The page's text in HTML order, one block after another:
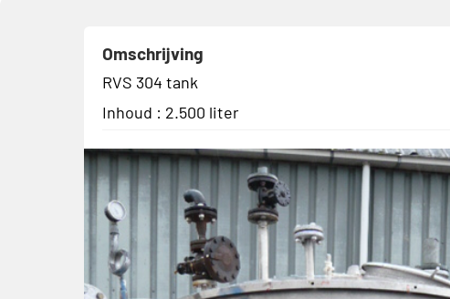
Omschrijving
RVS 304 tank
Inhoud : 2.500 liter